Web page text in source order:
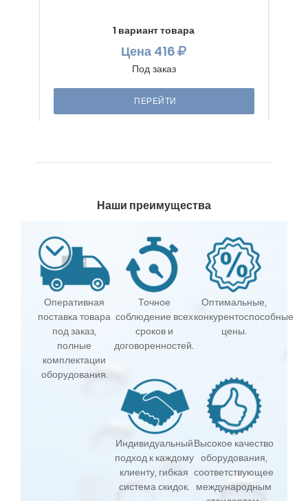
1 вариант товара
Цена 416
Под заказ
ПЕРЕЙТИ
Наши преимущества
Оперативная
поставка товара
под заказ,
полные
комплектации
оборудования.
Точное
соблюдение всех
сроков и
договоренностей.
Оптимальные,
конкурентоспособные
цены.
Индивидуальный
подход к каждому
клиенту, гибкая
система скидок.
Высокое качество
оборудования,
соответствующее
международным